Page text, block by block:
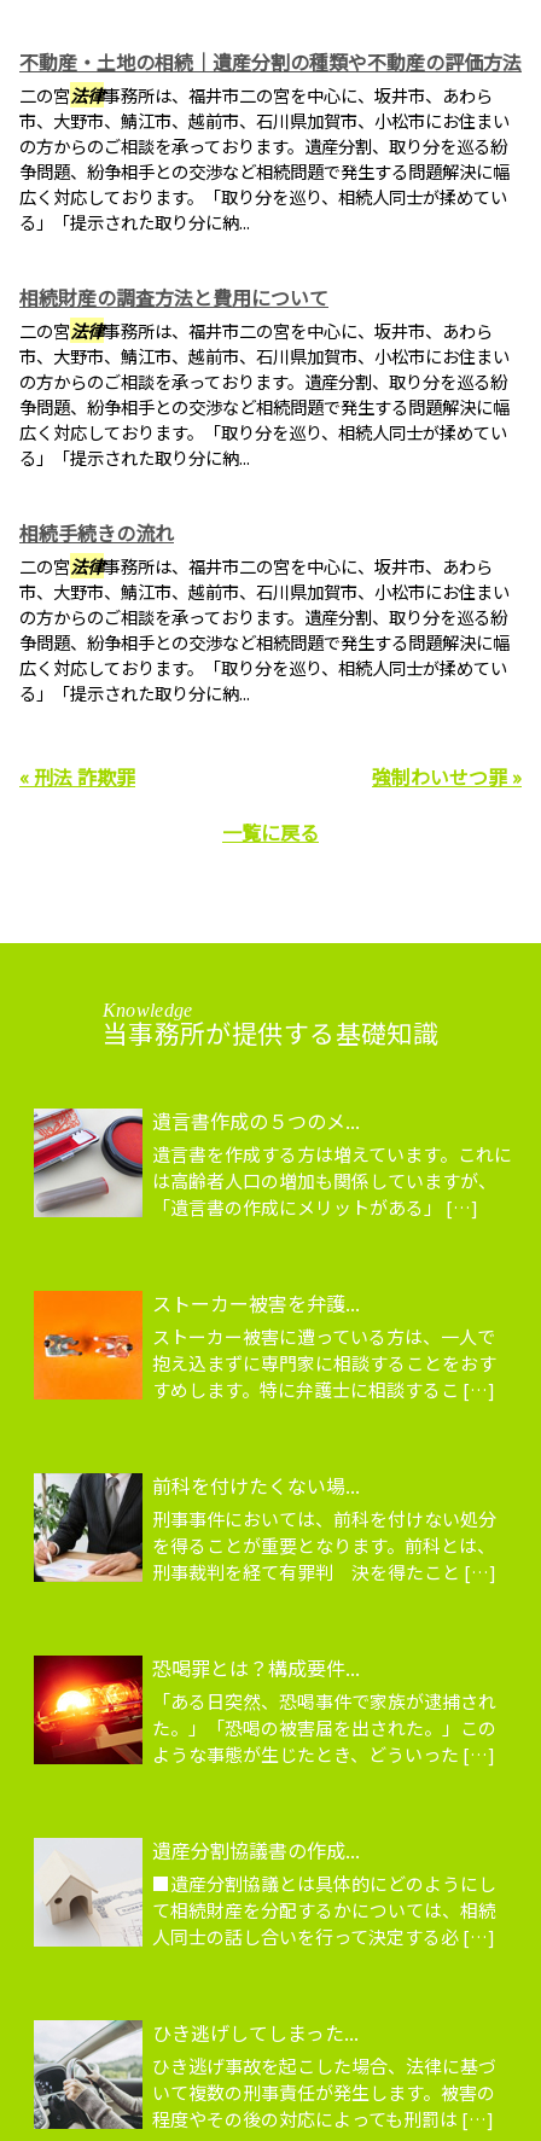
不動産・土地の相続｜遺産分割の種類や不動産の評価方法
二の宮法律事務所は、福井市二の宮を中心に、坂井市、あわら
市、大野市、鯖江市、越前市、石川県加賀市、小松市にお住まい
の方からのご相談を承っております。遺産分割、取り分を巡る紛
争問題、紛争相手との交渉など相続問題で発生する問題解決に幅
広く対応しております。「取り分を巡り、相続人同士が揉めてい
る」「提示された取り分に納...
相続財産の調査方法と費用について
二の宮法律事務所は、福井市二の宮を中心に、坂井市、あわら
市、大野市、鯖江市、越前市、石川県加賀市、小松市にお住まい
の方からのご相談を承っております。遺産分割、取り分を巡る紛
争問題、紛争相手との交渉など相続問題で発生する問題解決に幅
広く対応しております。「取り分を巡り、相続人同士が揉めてい
る」「提示された取り分に納...
相続手続きの流れ
二の宮法律事務所は、福井市二の宮を中心に、坂井市、あわら
市、大野市、鯖江市、越前市、石川県加賀市、小松市にお住まい
の方からのご相談を承っております。遺産分割、取り分を巡る紛
争問題、紛争相手との交渉など相続問題で発生する問題解決に幅
広く対応しております。「取り分を巡り、相続人同士が揉めてい
る」「提示された取り分に納...
« 刑法 詐欺罪
強制わいせつ罪 »
一覧に戻る
Knowledge
当事務所が提供する基礎知識
遺言書作成の５つのメ...
遺言書を作成する方は増えています。これに
は高齢者人口の増加も関係していますが、
「遺言書の作成にメリットがある」 […]
ストーカー被害を弁護...
ストーカー被害に遭っている方は、一人で
抱え込まずに専門家に相談することをおす
すめします。特に弁護士に相談するこ […]
前科を付けたくない場...
刑事事件においては、前科を付けない処分
を得ることが重要となります。前科とは、
刑事裁判を経て有罪判 決を得たこと […]
恐喝罪とは？構成要件...
「ある日突然、恐喝事件で家族が逮捕され
た。」「恐喝の被害届を出された。」この
ような事態が生じたとき、どういった […]
遺産分割協議書の作成...
■遺産分割協議とは具体的にどのようにし
て相続財産を分配するかについては、相続
人同士の話し合いを行って決定する必 […]
ひき逃げしてしまった...
ひき逃げ事故を起こした場合、法律に基づ
いて複数の刑事責任が発生します。被害の
程度やその後の対応によっても刑罰は […]